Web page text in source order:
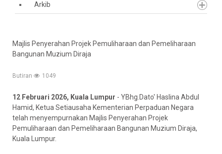
Arkib
Majlis Penyerahan Projek Pemuliharaan dan Pemeliharaan
Bangunan Muzium Diraja
Butiran 1049
12 Februari 2026, Kuala Lumpur - YBhg.Dato' Haslina Abdul
Hamid, Ketua Setiausaha Kementerian Perpaduan Negara
telah menyempurnakan Majlis Penyerahan Projek
Pemuliharaan dan Pemeliharaan Bangunan Muzium Diraja,
Kuala Lumpur.